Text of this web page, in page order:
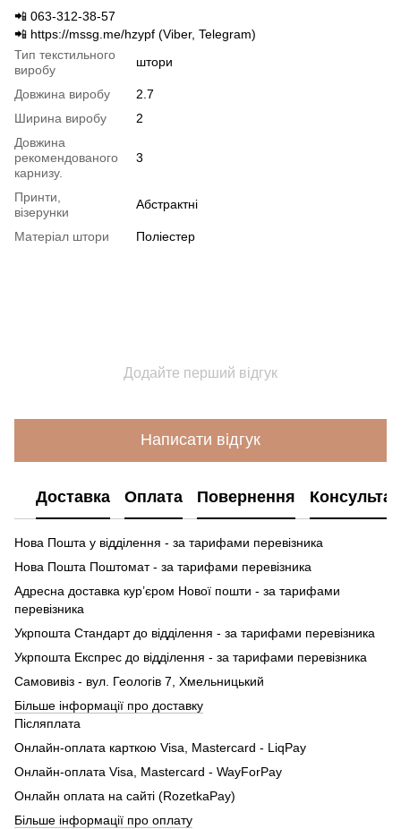
📲 063-312-38-57
📲 https://mssg.me/hzypf (Viber, Telegram)
Тип текстильного
виробу
штори
Довжина виробу
2.7
Ширина виробу
2
Довжина
рекомендованого
карнизу.
3
Принти,
візерунки
Абстрактні
Матеріал штори Поліестер
Додайте перший відгук
Написати відгук
Доставка Оплата Повернення
Нова Пошта у відділення - за тарифами перевізника
Нова Пошта Поштомат - за тарифами перевізника
Адресна доставка кур’єром Нової пошти - за тарифами
перевізника
Укрпошта Стандарт до відділення - за тарифами перевізника
Укрпошта Експрес до відділення - за тарифами перевізника
Самовивіз - вул. Геологів 7, Хмельницький
Більше інформації про доставку
Післяплата
Онлайн-оплата карткою Visa, Mastercard - LiqPay
Онлайн-оплата Visa, Mastercard - WayForPay
Онлайн оплата на сайті (RozetkaPay)
Більше інформації про оплату